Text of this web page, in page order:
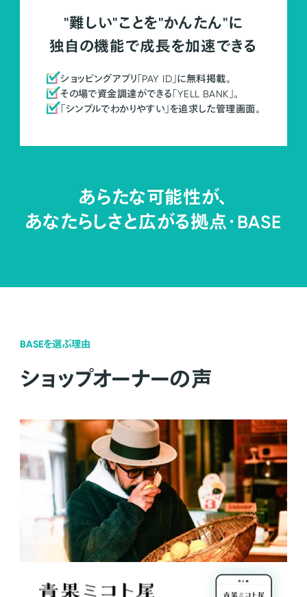
"難しい"ことを"かんたん"に
独自の機能で成長を加速できる
ショッピングアプリ「PAY ID」に無料掲載。
その場で資金調達ができる「YELL BANK」。
「シンプルでわかりやすい」を追求した管理画面。
あらたな可能性が、
あなたらしさと広がる拠点・BASE
BASEを選ぶ理由
ショップオーナーの声